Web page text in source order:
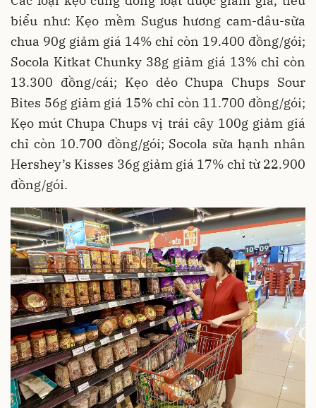
biểu như: Kẹo mềm Sugus hương cam-dâu-sữa
chua 90g giảm giá 14% chỉ còn 19.400 đồng/gói;
Socola Kitkat Chunky 38g giảm giá 13% chỉ còn
13.300 đồng/cái; Kẹo dẻo Chupa Chups Sour
Bites 56g giảm giá 15% chỉ còn 11.700 đồng/gói;
Kẹo mút Chupa Chups vị trái cây 100g giảm giá
chỉ còn 10.700 đồng/gói; Socola sữa hạnh nhân
Hershey’s Kisses 36g giảm giá 17% chỉ từ 22.900
đồng/gói.